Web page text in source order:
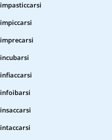
impasticcarsi
impiccarsi
imprecarsi
incubarsi
infiaccarsi
infoibarsi
insaccarsi
intaccarsi